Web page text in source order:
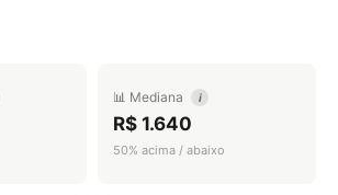
📊 Mediana i
R$ 1.640
50% acima / abaixo